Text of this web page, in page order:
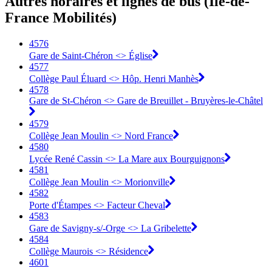
France Mobilités)
4576
Gare de Saint-Chéron <> Église
4577
Collège Paul Éluard <> Hôp. Henri Manhès
4578
Gare de St-Chéron <> Gare de Breuillet - Bruyères-le-Châtel
4579
Collège Jean Moulin <> Nord France
4580
Lycée René Cassin <> La Mare aux Bourguignons
4581
Collège Jean Moulin <> Morionville
4582
Porte d'Étampes <> Facteur Cheval
4583
Gare de Savigny-s/-Orge <> La Gribelette
4584
Collège Maurois <> Résidence
4601